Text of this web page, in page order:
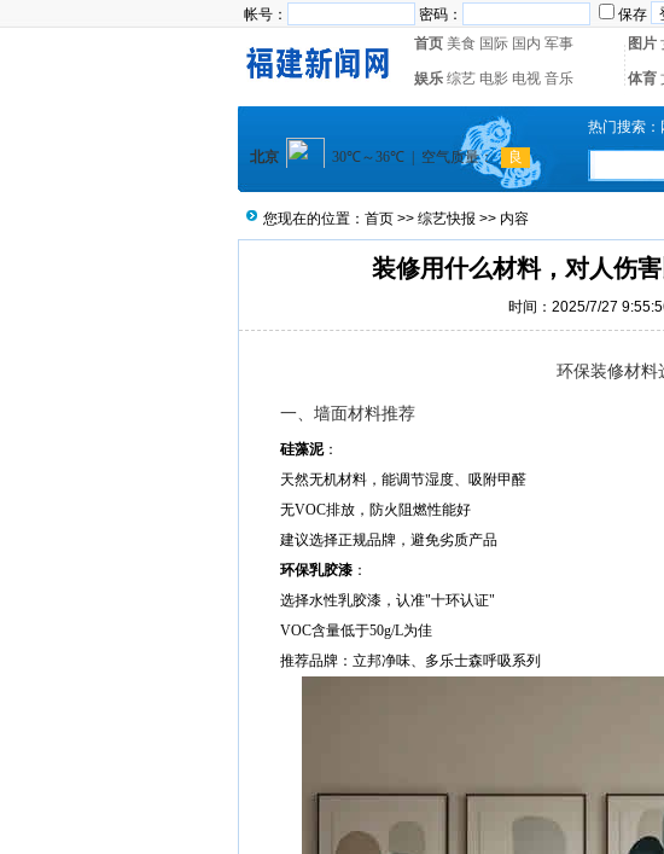
帐号： 密码： 保存
首页 美食 国际 国内 军事 图片
娱乐 综艺 电影 电视 音乐 体育
热门搜索：
您现在的位置： 首页 >> 综艺快报 >> 内容
装修用什么材料，对人伤
时间：2025/7/27
环保装修材料
一、墙面材料推荐
硅藻泥：
天然无机材料，能调节湿度、吸附甲醛
无VOC排放，防火阻燃性能好
建议选择正规品牌，避免劣质产品
环保乳胶漆 ：
选择水性乳胶漆，认准"十环认证"
VOC含量低于50g/L为佳
推荐品牌：立邦净味、多乐士森呼吸系列